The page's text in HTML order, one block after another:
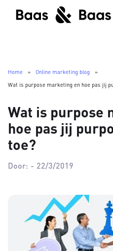
Home » Online marketing blog
»
Wat is purpose marketing en hoe pas jij
Wat is purpose
hoe pas jij
toe?
Door: - 22/3/2019